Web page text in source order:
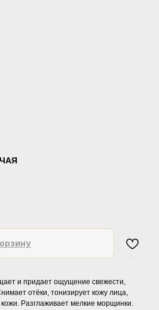
и придает ощущение свежести,
отёки, тонизирует кожу лица,
Разглаживает мелкие морщинки.